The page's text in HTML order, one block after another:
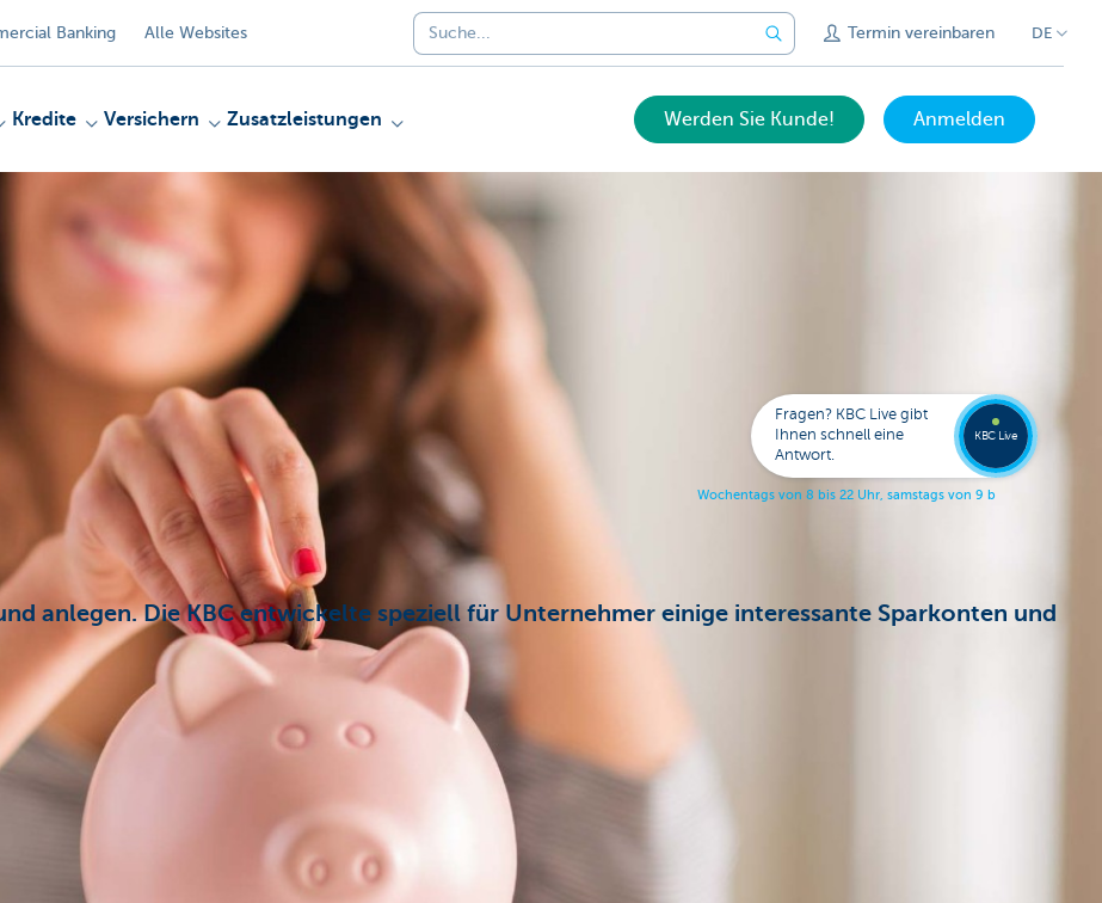
Banking Alle Websites Termin vereinbaren DE
Kredite Versichern Zusatzleistungen Werden Sie Kunde! Anmelden
anlegen. Die KBC entwickelte speziell für Unternehmer einige interessante Sparkonten und
Fragen? KBC Live gibt
Ihnen schnell eine
Antwort.
Wochentags von 8 bis 22 Uhr, samstags von 9 b
KBC Live